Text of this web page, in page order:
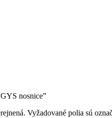
nosnice”
Vyžadované polia sú